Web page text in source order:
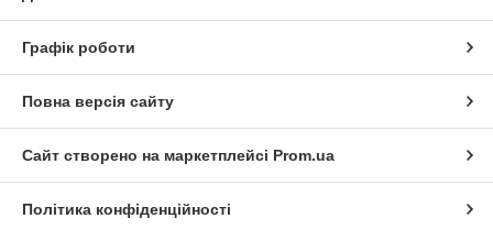
Графік роботи
Повна версія сайту
Сайт створено на маркетплейсі Prom.ua
Політика конфіденційності